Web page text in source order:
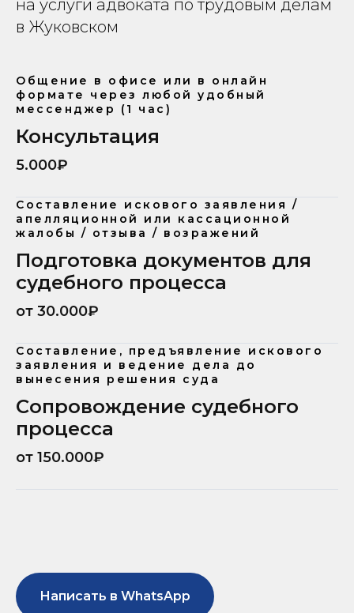
на услуги адвоката по трудовым делам
в Жуковском
Общение в офисе или в онлайн
формате через любой удобный
мессенджер (1 час)
Консультация
5.000₽
Составление искового заявления /
апелляционной или кассационной
жалобы / отзыва / возражений
Подготовка документов для
судебного процесса
от 30.000₽
Составление, предъявление искового
заявления и ведение дела до
вынесения решения суда
Сопровождение судебного
процесса
от 150.000₽
Написать в WhatsApp